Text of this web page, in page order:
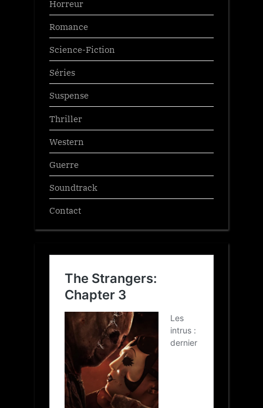
Horreur
Romance
Science-Fiction
Séries
Suspense
Thriller
Western
Guerre
Soundtrack
Contact